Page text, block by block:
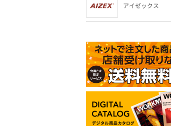
アイゼックス